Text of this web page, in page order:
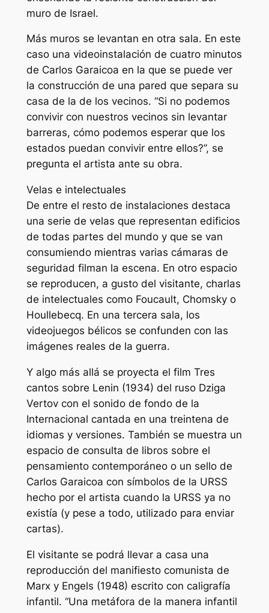
muro de Israel.
Más muros se levantan en otra sala. En este
caso una videoinstalación de cuatro minutos
de Carlos Garaicoa en la que se puede ver
la construcción de una pared que separa su
casa de la de los vecinos. “Si no podemos
convivir con nuestros vecinos sin levantar
barreras, cómo podemos esperar que los
estados puedan convivir entre ellos?”, se
pregunta el artista ante su obra.
Velas e intelectuales
De entre el resto de instalaciones destaca
una serie de velas que representan edificios
de todas partes del mundo y que se van
consumiendo mientras varias cámaras de
seguridad filman la escena. En otro espacio
se reproducen, a gusto del visitante, charlas
de intelectuales como Foucault, Chomsky o
Houllebecq. En una tercera sala, los
videojuegos bélicos se confunden con las
imágenes reales de la guerra.
Y algo más allá se proyecta el film Tres
cantos sobre Lenin (1934) del ruso Dziga
Vertov con el sonido de fondo de la
Internacional cantada en una treintena de
idiomas y versiones. También se muestra un
espacio de consulta de libros sobre el
pensamiento contemporáneo o un sello de
Carlos Garaicoa con símbolos de la URSS
hecho por el artista cuando la URSS ya no
existía (y pese a todo, utilizado para enviar
cartas).
El visitante se podrá llevar a casa una
reproducción del manifiesto comunista de
Marx y Engels (1948) escrito con caligrafía
infantil. “Una metáfora de la manera infantil